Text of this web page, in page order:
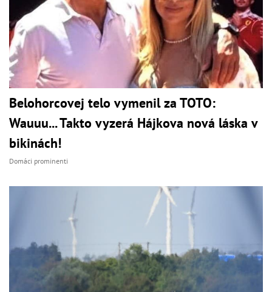
Belohorcovej telo vymenil za TOTO:
Wauuu... Takto vyzerá Hájkova nová láska v
bikinách!
Domáci prominenti